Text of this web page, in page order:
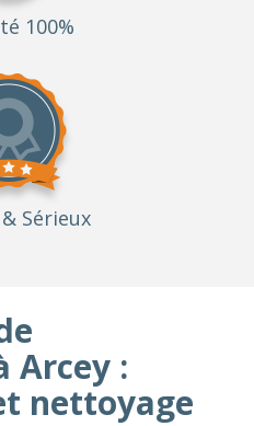
100%
& Sérieux
Arcey :
nettoyage